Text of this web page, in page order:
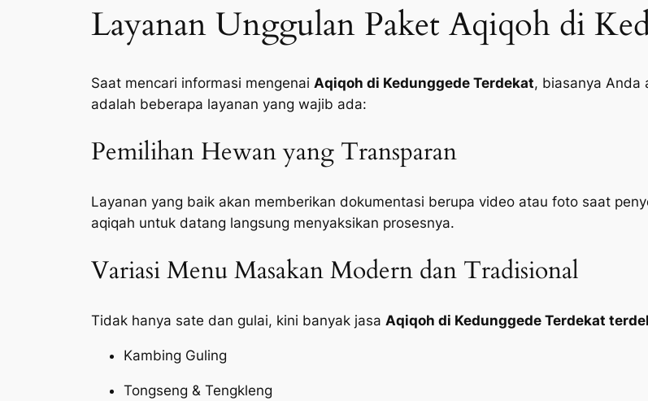
Layanan Unggulan Paket Aqiqoh di
Saat mencari informasi mengenai Aqiqoh di Kedunggede Terdekat, biasanya Anda
adalah beberapa layanan yang wajib ada:
Pemilihan Hewan yang Transparan
Layanan yang baik akan memberikan dokumentasi berupa video atau foto saat
aqiqah untuk datang langsung menyaksikan prosesnya.
Variasi Menu Masakan Modern dan Tradisional
Tidak hanya sate dan gulai, kini banyak jasa Aqiqoh di Kedunggede Terdekat
Kambing Guling
Tongseng & Tengkleng